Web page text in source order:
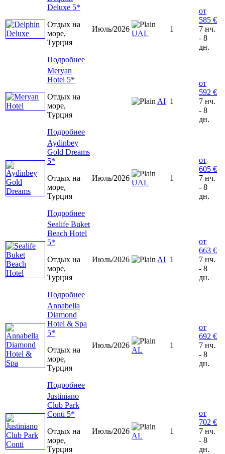
Deluxe 5*
Отдых на
море,
Турция
Подробнее
Июль/2026
UAL
1
от
585 €
7 нч.
- 8
дн.
Meryan
Hotel 5*
Отдых на
море,
Турция
Подробнее
AI 1
от
592 €
7 нч.
- 8
дн.
Aydinbey
Gold Dreams
5*
Отдых на
море,
Турция
Подробнее
Июль/2026
UAL
1
от
605 €
7 нч.
- 8
дн.
Sealife Buket
Beach Hotel
5*
Отдых на
море,
Турция
Подробнее
Июль/2026 AI 1
от
663 €
7 нч.
- 8
дн.
Annabella
Diamond
Hotel & Spa
5*
Отдых на
море,
Турция
Подробнее
Июль/2026
AL
1
от
692 €
7 нч.
- 8
дн.
Justiniano
Club Park
Conti 5*
Отдых на
море,
Турция
Июль/2026
AL
1
от
702 €
7 нч.
- 8
дн.